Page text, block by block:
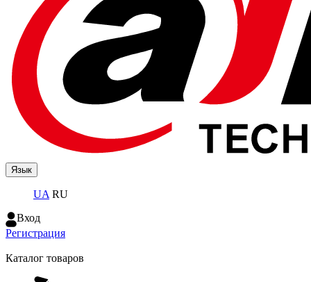
Язык
UA RU
Вход
Регистрация
Каталог товаров